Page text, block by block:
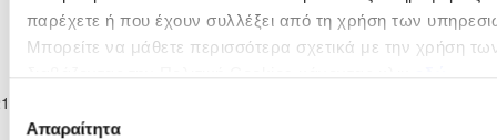
παρέχετε ή που έχουν συλλέξει από τη χρήση των
Μπορείτε να μάθετε περισσότερα σχετικά με την χρήση
συγκατάθεσης
Απαραίτητα
Κατηγορίας
16/17
ΑΧΕΡΙΤΟΥ
01-2017
Παγκύπριο
Κατηγορίας